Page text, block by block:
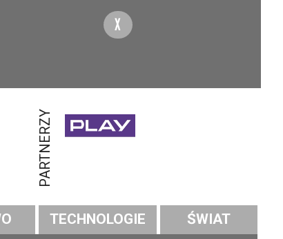
X
PARTNERZY
TECHNOLOGIE
ŚWIAT